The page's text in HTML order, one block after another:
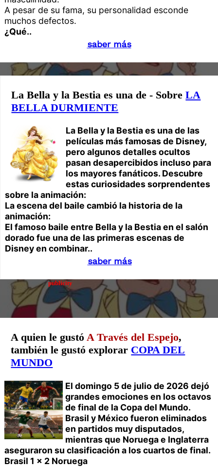
A pesar de su fama, su personalidad esconde
muchos defectos.
¿Qué..
saber más
La Bella y la Bestia es una de - SobreLA
BELLA DURMIENTE
La Bella y la Bestia es una de las
películas más famosas de Disney,
pero algunos detalles ocultos
pasan desapercibidos incluso para
los mayores fanáticos. Descubre
estas curiosidades sorprendentes
sobre la animación:
La escena del baile cambió la historia de la
animación:
El famoso baile entre Bella y la Bestia en el salón
dorado fue una de las primeras escenas de
Disney en combinar..
saber más
publicity
A quien le gustóA Través del Espejo,
también le gustó explorar COPA DEL
MUNDO
El domingo 5 de julio de 2026 dejó
grandes emociones en los octavos
de final de la Copa del Mundo.
Brasil y México fueron eliminados
en partidos muy disputados,
mientras que Noruega e Inglaterra
aseguraron su clasificación a los cuartos de final.
Brasil 1 x 2 Noruega